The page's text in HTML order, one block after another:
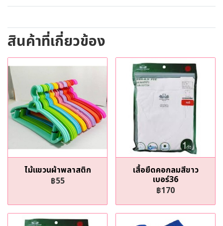
สินค้าที่เกี่ยวข้อง
ไม้แขวนผ้าพลาสติก
฿55
เสื้อยืดคอกลมสีขาว
เบอร์36
฿170